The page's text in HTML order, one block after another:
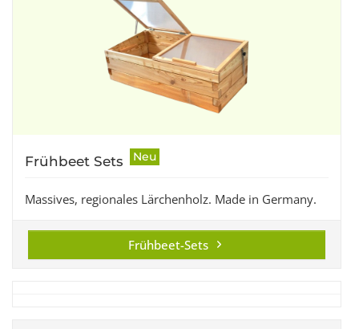
Frühbeet Sets Neu
Massives, regionales Lärchenholz. Made in Germany.
Frühbeet-Sets